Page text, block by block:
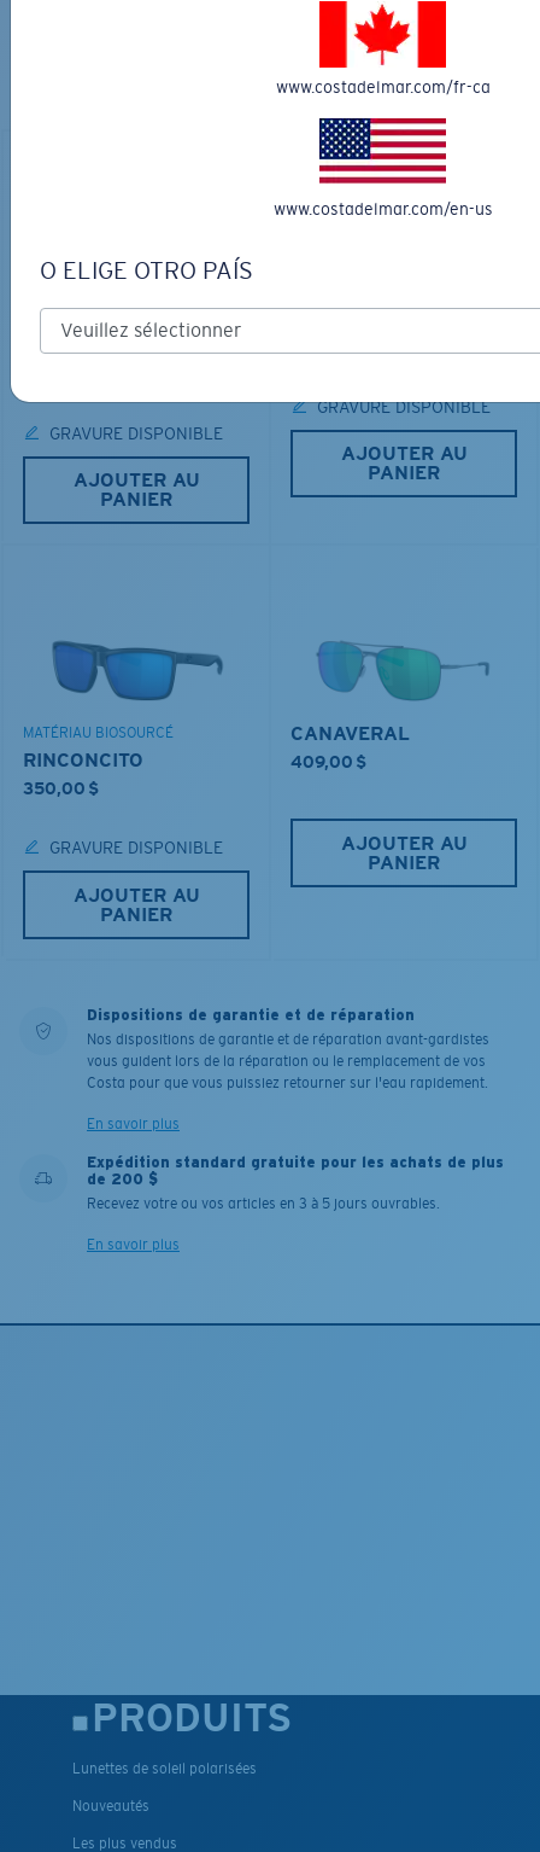
Découvrez des lunettes conçues pour chaque aventure
RINCON
GRAVURE DISPONIBLE
AJOUTER AU
PANIER
GRAVURE DISPONIBLE
AJOUTER AU
PANIER
MATÉRIAU BIOSOURCÉ
RINCONCITO
350,00 $
GRAVURE DISPONIBLE
AJOUTER AU
PANIER
CANAVERAL
409,00 $
AJOUTER AU
PANIER
Dispositions de garantie et de réparation
Nos dispositions de garantie et de réparation avant-gardistes
vous guident lors de la réparation ou le remplacement de vos
Costa pour que vous puissiez retourner sur l'eau rapidement.
En savoir plus
Expédition standard gratuite pour les achats de plus
de 200 $
Recevez votre ou vos articles en 3 à 5 jours ouvrables.
En savoir plus
PRODUITS
Lunettes de soleil polarisées
Nouveautés
Les plus vendus
www.costadelmar.com/fr-ca
www.costadelmar.com/en-us
O ELIGE OTRO PAÍS